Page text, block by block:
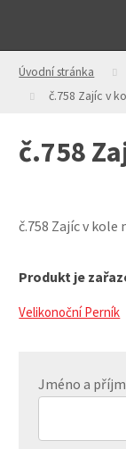
Úvodní stránka
č.758 Zajíc v
č.758
č.758 Zajíc v kole
Produkt je
Velikonoční Perník
Jméno a